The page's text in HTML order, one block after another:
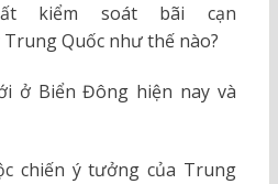
kiểm soát bãi cạn
Quốc như thế nào?
ở Biển Đông hiện nay và
chiến ý tưởng của Trung